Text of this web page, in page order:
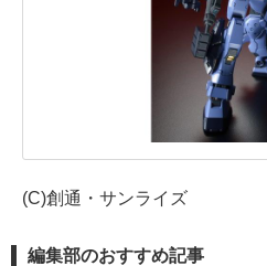
(C)創通・サンライズ
編集部のおすすめ記事